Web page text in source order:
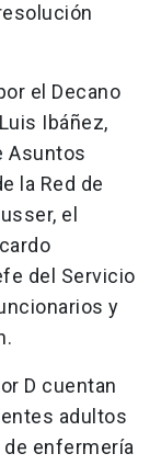
el Decano
Ibáñez,
Asuntos
la Red de
el
del Servicio
y
D cuentan
adultos
enfermería